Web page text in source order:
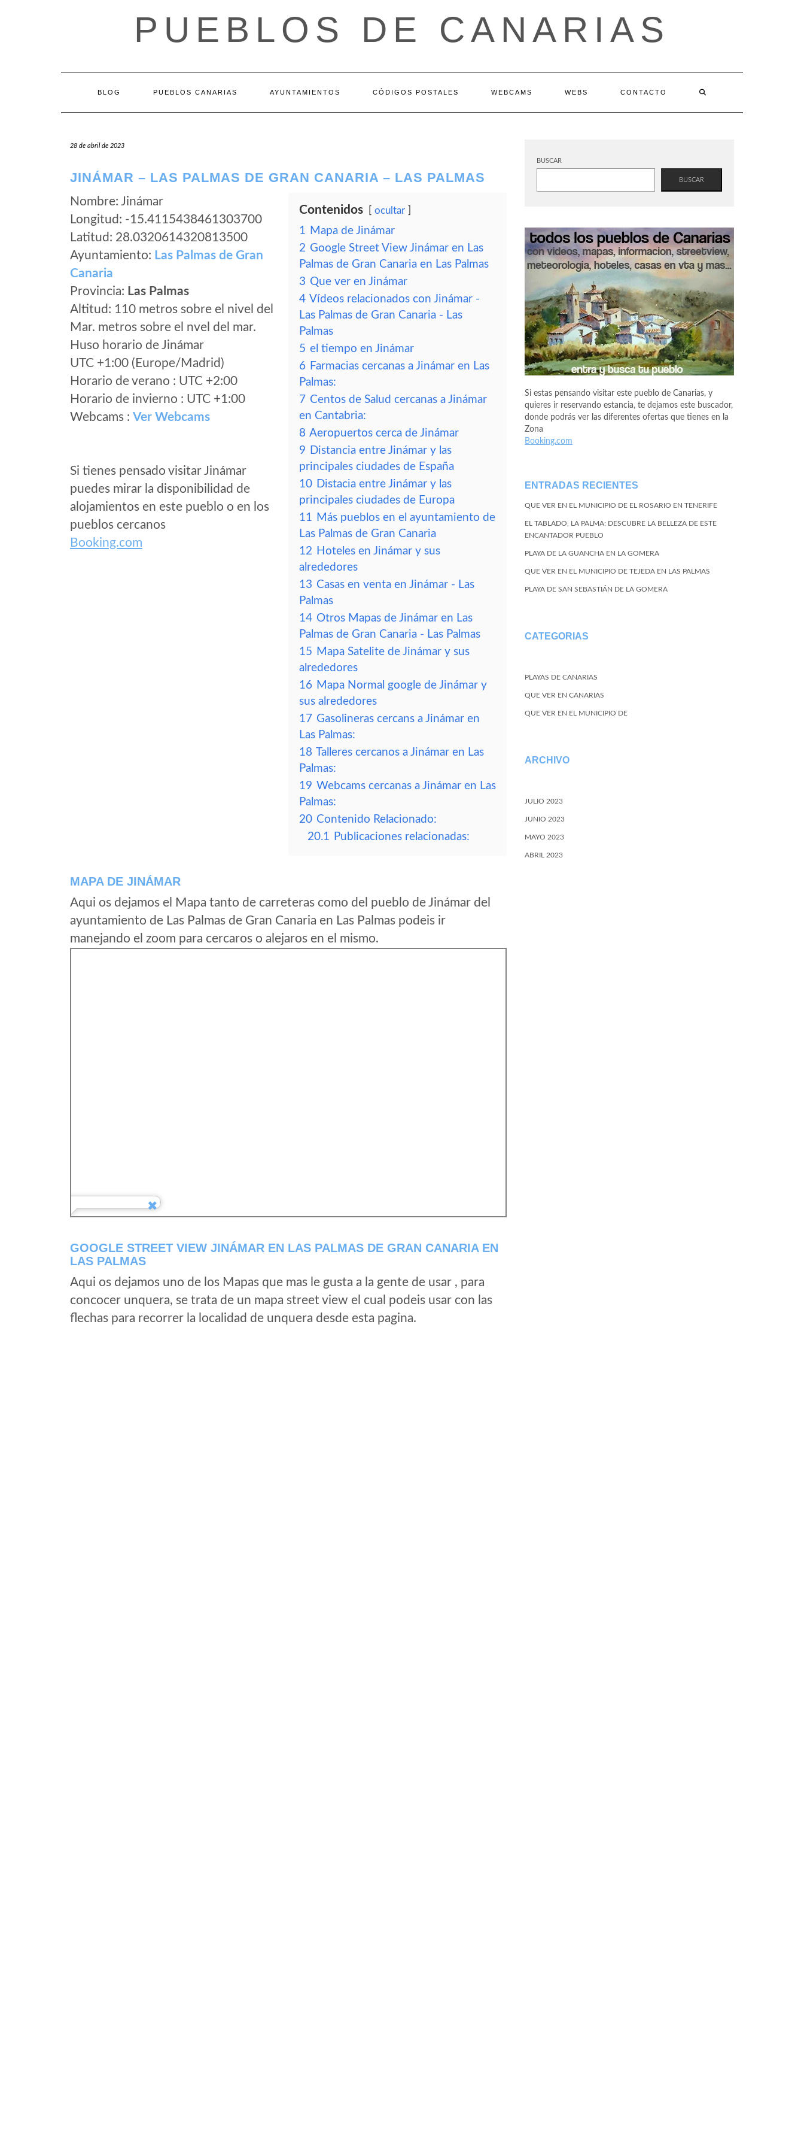
PUEBLOS DE CANARIAS
BLOG PUEBLOS CANARIAS AYUNTAMIENTOS CÓDIGOS POSTALES WEBCAMS WEBS CONTACTO
28 de abril de 2023
JINÁMAR – LAS PALMAS DE GRAN CANARIA – LAS PALMAS
Nombre: Jinámar
Longitud: -15.4115438461303700
Latitud: 28.0320614320813500
Ayuntamiento: Las Palmas de Gran
Canaria
Provincia: Las Palmas
Altitud: 110 metros sobre el nivel del
Mar. metros sobre el nvel del mar.
Huso horario de Jinámar
UTC +1:00 (Europe/Madrid)
Horario de verano : UTC +2:00
Horario de invierno : UTC +1:00
Webcams : Ver Webcams
Si tienes pensado visitar Jinámar
puedes mirar la disponibilidad de
alojamientos en este pueblo o en los
pueblos cercanos
Booking.com
Contenidos ocultar
1 Mapa de Jinámar
2 Google Street View Jinámar en Las
Palmas de Gran Canaria en Las Palmas
3 Que ver en Jinámar
4 Vídeos relacionados con Jinámar -
Las Palmas de Gran Canaria - Las
Palmas
5 el tiempo en Jinámar
6 Farmacias cercanas a Jinámar en Las
Palmas:
7 Centos de Salud cercanas a Jinámar
en Cantabria:
8 Aeropuertos cerca de Jinámar
9 Distancia entre Jinámar y las
principales ciudades de España
10 Distacia entre Jinámar y las
principales ciudades de Europa
11 Más pueblos en el ayuntamiento de
Las Palmas de Gran Canaria
12 Hoteles en Jinámar y sus
alrededores
13 Casas en venta en Jinámar - Las
Palmas
14 Otros Mapas de Jinámar en Las
Palmas de Gran Canaria - Las Palmas
15 Mapa Satelite de Jinámar y sus
alrededores
16 Mapa Normal google de Jinámar y
sus alrededores
17 Gasolineras cercans a Jinámar en
Las Palmas:
18 Talleres cercanos a Jinámar en Las
Palmas:
19 Webcams cercanas a Jinámar en Las
Palmas:
20 Contenido Relacionado:
20.1 Publicaciones relacionadas:
MAPA DE JINÁMAR
Aqui os dejamos el Mapa tanto de carreteras como del pueblo de Jinámar del
ayuntamiento de Las Palmas de Gran Canaria en Las Palmas podeis ir
manejando el zoom para cercaros o alejaros en el mismo.
GOOGLE STREET VIEW JINÁMAR EN LAS PALMAS DE GRAN CANARIA EN
LAS PALMAS
Aqui os dejamos uno de los Mapas que mas le gusta a la gente de usar , para
concocer unquera, se trata de un mapa street view el cual podeis usar con las
flechas para recorrer la localidad de unquera desde esta pagina.
BUSCAR
BUSCAR
Si estas pensando visitar este pueblo de Canarias, y
quieres ir reservando estancia, te dejamos este buscador,
donde podrás ver las diferentes ofertas que tienes en la
Zona
Booking.com
ENTRADAS RECIENTES
QUE VER EN EL MUNICIPIO DE EL ROSARIO EN TENERIFE
EL TABLADO, LA PALMA: DESCUBRE LA BELLEZA DE ESTE
ENCANTADOR PUEBLO
PLAYA DE LA GUANCHA EN LA GOMERA
QUE VER EN EL MUNICIPIO DE TEJEDA EN LAS PALMAS
PLAYA DE SAN SEBASTIÁN DE LA GOMERA
CATEGORIAS
PLAYAS DE CANARIAS
QUE VER EN CANARIAS
QUE VER EN EL MUNICIPIO DE
ARCHIVO
JULIO 2023
JUNIO 2023
MAYO 2023
ABRIL 2023